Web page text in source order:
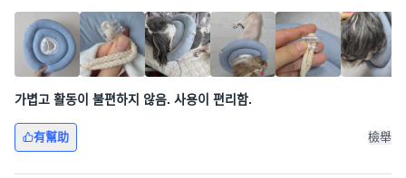
가볍고 활동이 불편하지 않음. 사용이 편리함.
有幫助 檢舉